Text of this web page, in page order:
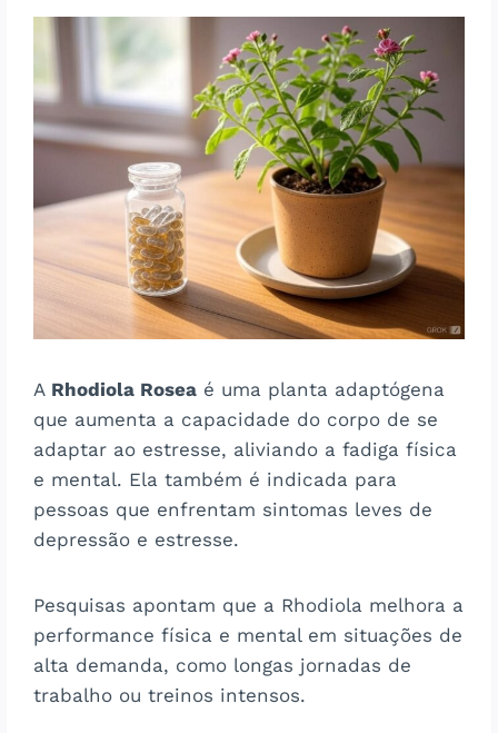
A Rhodiola Rosea é uma planta adaptógena
que aumenta a capacidade do corpo de se
adaptar ao estresse, aliviando a fadiga física
e mental. Ela também é indicada para
pessoas que enfrentam sintomas leves de
depressão e estresse.
Pesquisas apontam que a Rhodiola melhora a
performance física e mental em situações de
alta demanda, como longas jornadas de
trabalho ou treinos intensos​.